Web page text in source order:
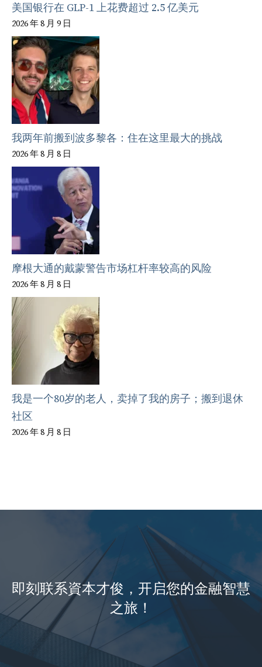
美国银行在 GLP-1 上花费超过 2.5 亿美元
2026 年 8 月 9 日
我两年前搬到波多黎各：住在这里最大的挑战
2026 年 8 月 8 日
摩根大通的戴蒙警告市场杠杆率较高的风险
2026 年 8 月 8 日
我是一个80岁的老人，卖掉了我的房子；搬到退休
社区
2026 年 8 月 8 日
即刻联系資本才俊，开启您的金融智慧
之旅！